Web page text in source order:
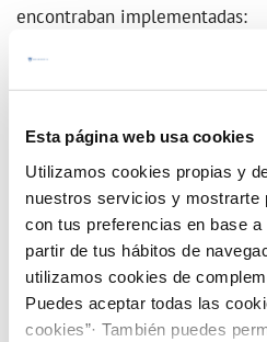
Esta página web usa cookies
Utilizamos cookies propias y
nuestros servicios y mostrarte
con tus preferencias en base a
partir de tus hábitos de
utilizamos cookies de
Puedes aceptar todas las
cookies”· También puedes
encontraban implementadas:
para atender a nuestros
inclusión de personas
el idioma.
Para lasbarreras ligadas
de facilitar las gestiones
teléfono o,